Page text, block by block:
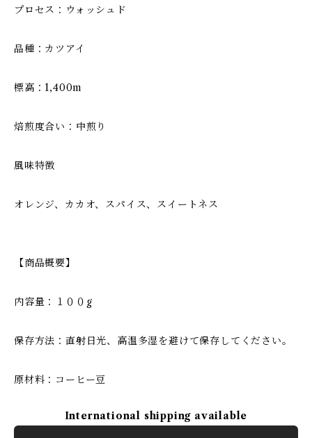
プロセス：ウォッシュド
品種：カツアイ
標高：1,400m
焙煎度合い：中煎り
風味特徴
オレンジ、カカオ、スパイス、スイートネス
【商品概要】
内容量：１００g
保存方法：直射日光、高温多湿を避けて保存してください。
原材料：コーヒー豆
International shipping available